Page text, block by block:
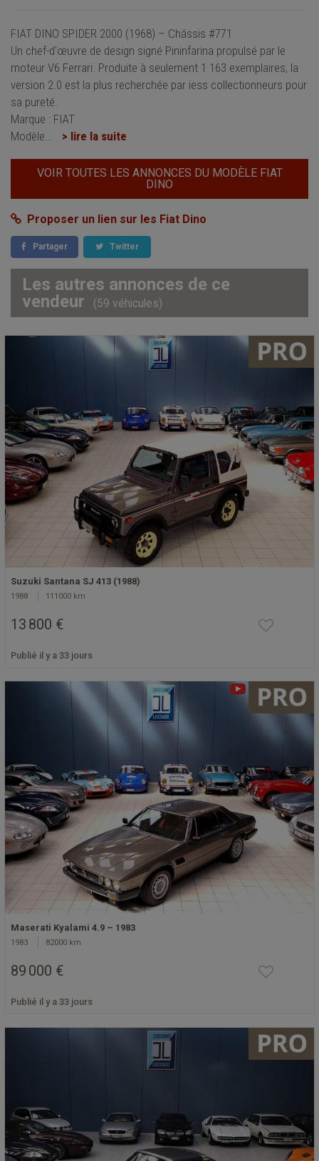
FIAT DINO SPIDER 2000 (1968) – Châssis #771
Un chef-d'œuvre de design signé Pininfarina propulsé par le
moteur V6 Ferrari. Produite à seulement 1 163 exemplaires, la
version 2.0 est la plus recherchée par iess collectionneurs pour
sa pureté.
Marque : FIAT
Modèle
> lire la suite
VOIR TOUTES LES ANNONCES DU MODÈLE FIAT
DINO
Proposer un lien sur les Fiat Dino
Partager Twitter
Les autres annonces de ce
vendeur
(59 véhicules)
Suzuki Santana SJ 413 (1988)
1988 111000 km
13 800 €
Publié il y a 33 jours
Maserati Kyalami 4.9 – 1983
1983 82000 km
89 000 €
Publié il y a 33 jours